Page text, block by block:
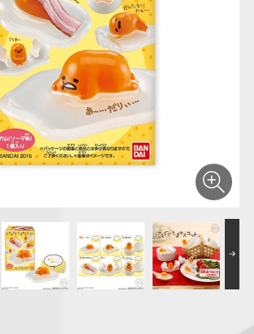
ー
・
ー
ガンダムシリーズ
ポケットモンスター
アンパンマン
サンリオキャラクタ
ーズ
にふぉるめーしょん
＆スクエアシール
SMPシリーズ
ポケモンスケールワ
キャラデコ